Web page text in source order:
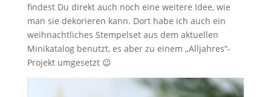
findest Du direkt auch noch eine weitere Idee, wie
man sie dekorieren kann. Dort habe ich auch ein
weihnachtliches Stempelset aus dem aktuellen
Minikatalog benutzt, es aber zu einem „Alljahres“-
Projekt umgesetzt 😉